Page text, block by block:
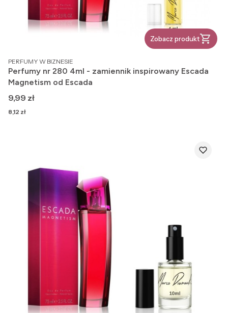
Zobacz produkt
PRODUCENT
PERFUMY W BIZNESIE
Perfumy nr 280 4ml - zamiennik inspirowany Escada
Magnetism od Escada
Cena
9,99 zł
Cena
8,12 zł